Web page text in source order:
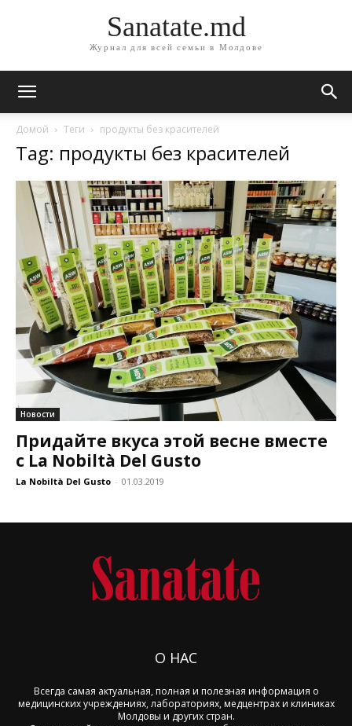
Sanatate.md
Журнал для всей семьи в Молдове
Домой Теги продукты без красителей
Tag: продукты без красителей
Новости
Придайте вкуса этой весне вместе
с La Nobiltà Del Gusto
La Nobiltà Del Gusto - 01.03.2019
О НАС
Всегда самая актуальная, полная и полезная информация о
медицинских учреждениях, лабораториях, медцентрах и клиниках
Молдовы и других стран.